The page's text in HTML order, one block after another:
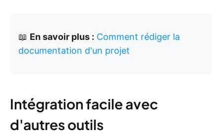
📖 En savoir plus : Comment rédiger la
documentation d'un projet
Intégration facile avec
d'autres outils